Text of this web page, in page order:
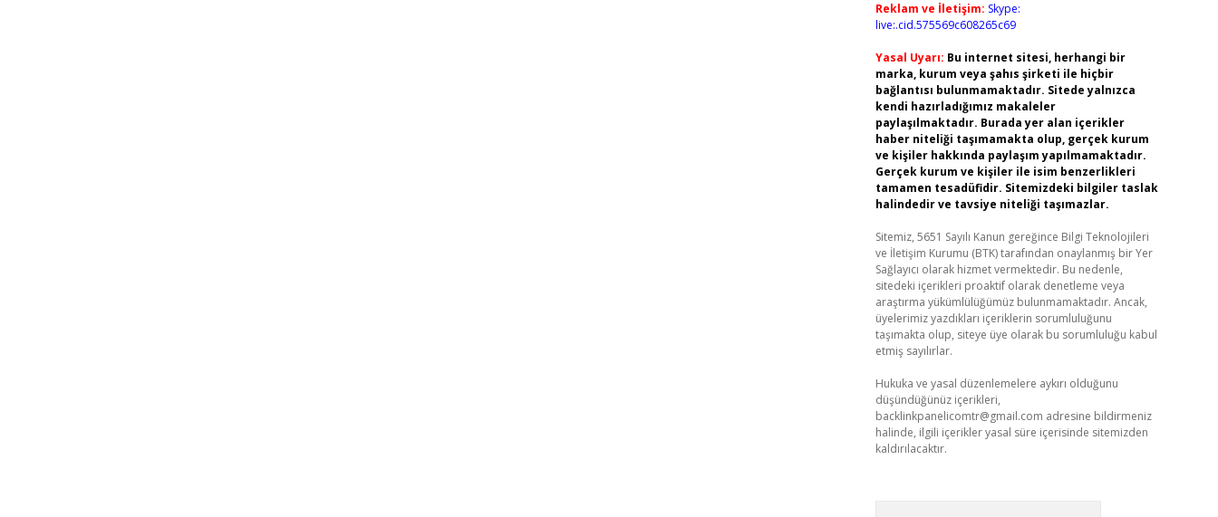
Reklam ve İletişim: Skype:
live:.cid.575569c608265c69
Yasal Uyarı: Bu internet sitesi, herhangi bir
marka, kurum veya şahıs şirketi ile hiçbir
bağlantısı bulunmamaktadır. Sitede yalnızca
kendi hazırladığımız makaleler
paylaşılmaktadır. Burada yer alan içerikler
haber niteliği taşımamakta olup, gerçek kurum
ve kişiler hakkında paylaşım yapılmamaktadır.
Gerçek kurum ve kişiler ile isim benzerlikleri
tamamen tesadüfidir. Sitemizdeki bilgiler taslak
halindedir ve tavsiye niteliği taşımazlar.
Sitemiz, 5651 Sayılı Kanun gereğince Bilgi Teknolojileri
ve İletişim Kurumu (BTK) tarafından onaylanmış bir Yer
Sağlayıcı olarak hizmet vermektedir. Bu nedenle,
sitedeki içerikleri proaktif olarak denetleme veya
araştırma yükümlülüğümüz bulunmamaktadır. Ancak,
üyelerimiz yazdıkları içeriklerin sorumluluğunu
taşımakta olup, siteye üye olarak bu sorumluluğu kabul
etmiş sayılırlar.
Hukuka ve yasal düzenlemelere aykırı olduğunu
düşündüğünüz içerikleri,
backlinkpanelicomtr@gmail.com adresine bildirmeniz
halinde, ilgili içerikler yasal süre içerisinde sitemizden
kaldırılacaktır.